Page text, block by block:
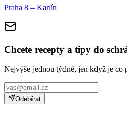
Praha 8 – Karlín
Chcete recepty a tipy do
Nejvýše jednou týdně, jen když je co
Odebírat